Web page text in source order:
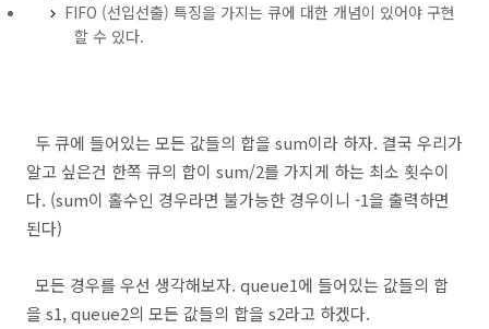
FIFO (선입선출) 특징을 가지는 큐에 대한 개념이 있어야 구현
할 수 있다.
두 큐에 들어있는 모든 값들의 합을 sum이라 하자. 결국 우리가
알고 싶은건 한쪽 큐의 합이 sum/2를 가지게 하는 최소 횟수이
다. (sum이 홀수인 경우라면 불가능한 경우이니 -1을 출력하면
된다)
모든 경우를 우선 생각해보자. queue1에 들어있는 값들의 합
을 s1, queue2의 모든 값들의 합을 s2라고 하겠다.